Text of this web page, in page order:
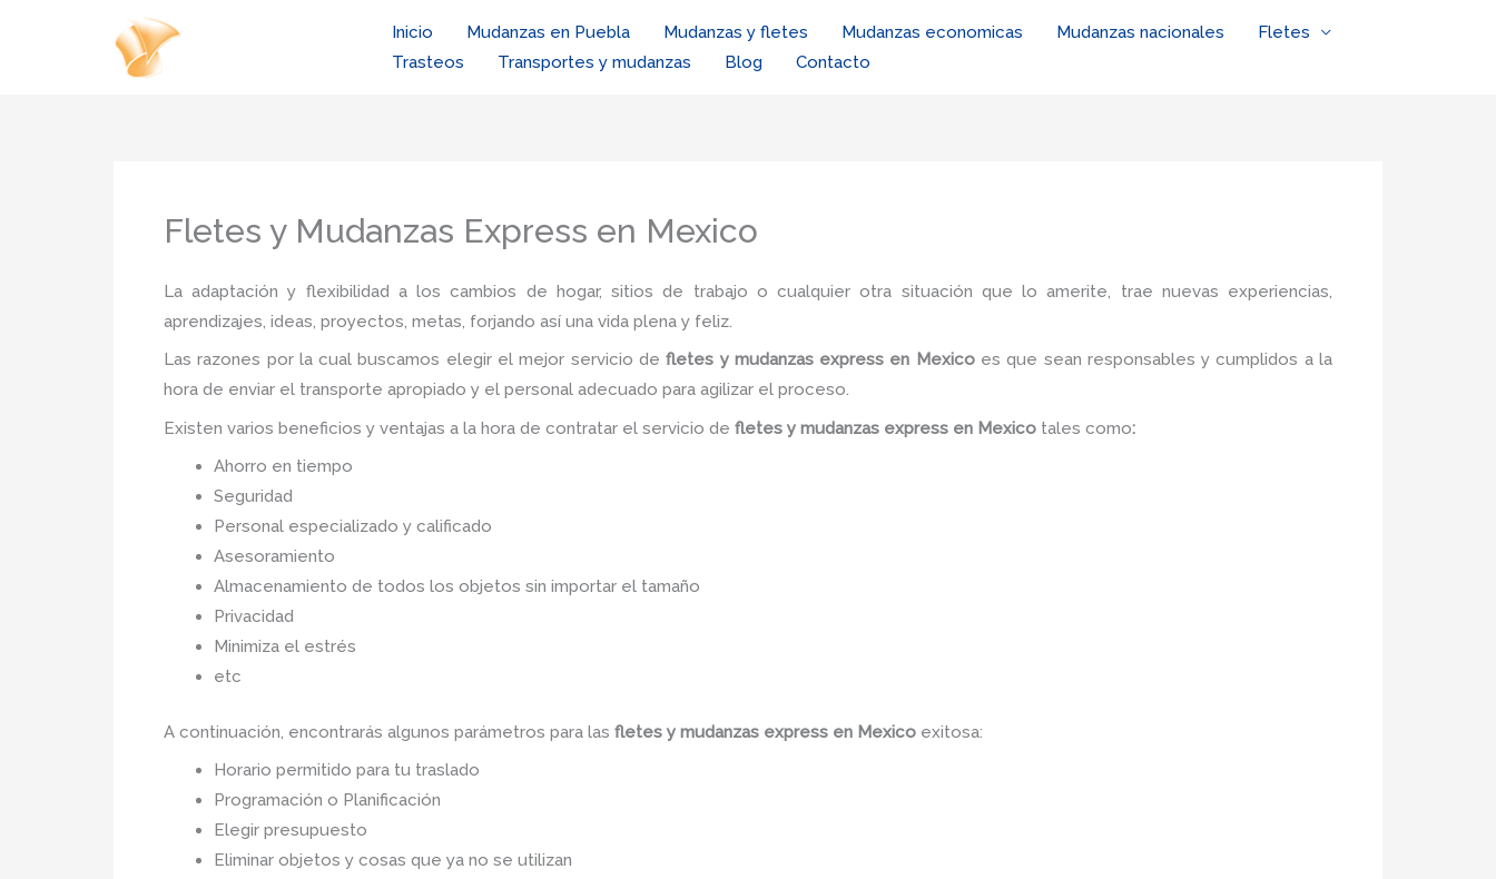
Inicio Mudanzas en Puebla Mudanzas y fletes Mudanzas economicas Mudanzas nacionales
Fletes
Trasteos
Transportes y mudanzas Blog Contacto
Fletes y Mudanzas Express en Mexico
La adaptación y flexibilidad a los cambios de hogar, sitios de trabajo o cualquier otra situación que lo amerite, trae nuevas experiencias,
aprendizajes, ideas, proyectos, metas, forjando así una vida plena y feliz.
Las razones por la cual buscamos elegir el mejor servicio de fletes y mudanzas express en Mexico es que sean responsables y cumplidos a la
hora de enviar el transporte apropiado y el personal adecuado para agilizar el proceso.
Existen varios beneficios y ventajas a la hora de contratar el servicio de fletes y mudanzas express en Mexico tales como:
Ahorro en tiempo
Seguridad
Personal especializado y calificado
Asesoramiento
Almacenamiento de todos los objetos sin importar el tamaño
Privacidad
Minimiza el estrés
etc
A continuación, encontrarás algunos parámetros para las fletes y mudanzas express en Mexico exitosa:
Horario permitido para tu traslado
Programación o Planificación
Elegir presupuesto
Eliminar objetos y cosas que ya no se utilizan